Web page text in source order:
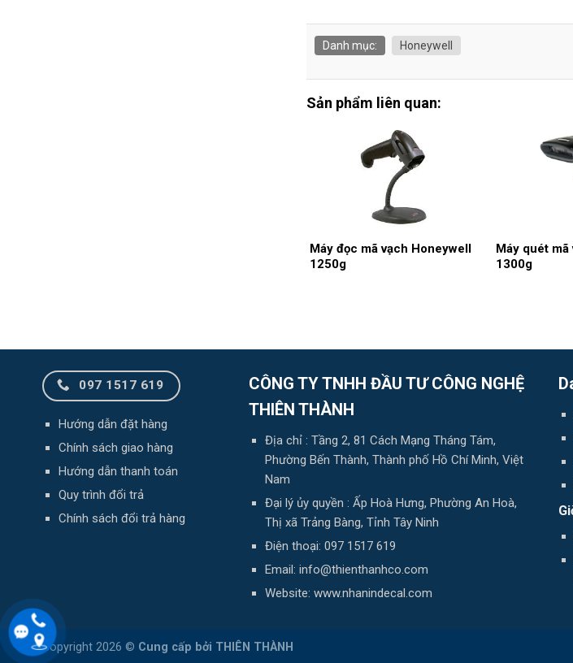
Danh mục: Honeywell
Sản phẩm liên quan:
Máy đọc mã vạch Honeywell
1250g
Máy quét
1300g
097 1517 619
Hướng dẫn đặt hàng
Chính sách giao hàng
Hướng dẫn thanh toán
Quy trình đổi trả
Chính sách đổi trả hàng
CÔNG TY TNHH ĐẦU TƯ CÔNG NGHỆ
THIÊN THÀNH
Địa chỉ : Tầng 2, 81 Cách Mạng Tháng Tám,
Phường Bến Thành, Thành phố Hồ Chí Minh, Việt
Nam
Đại lý ủy quyền : Ấp Hoà Hưng, Phường An Hoà,
Thị xã Trảng Bàng, Tỉnh Tây Ninh
Điện thoại: 097 1517 619
Email: info@thienthanhco.com
Website: www.nhanindecal.com
Copyright 2026 © Cung cấp bởi THIÊN THÀNH